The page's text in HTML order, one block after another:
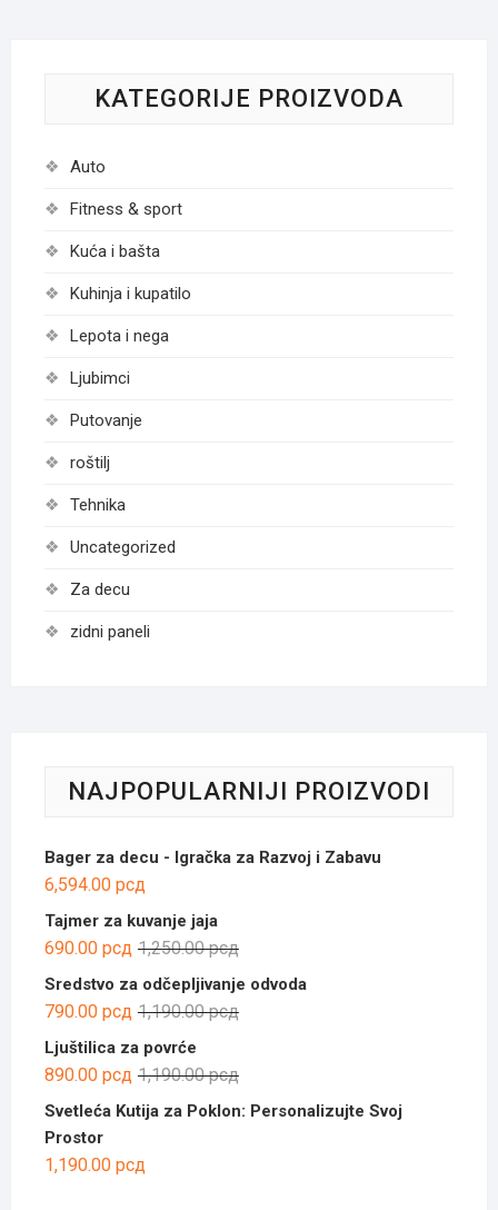
KATEGORIJE PROIZVODA
Auto
Fitness & sport
Kuća i bašta
Kuhinja i kupatilo
Lepota i nega
Ljubimci
Putovanje
roštilj
Tehnika
Uncategorized
Za decu
zidni paneli
NAJPOPULARNIJI PROIZVODI
Bager za decu - Igračka za Razvoj i Zabavu
6,594.00 рсд
Tajmer za kuvanje jaja
1,250.00рсдОригинална
цена
била:
690.00 рсд
Тренутна
цена
690.00 рсд.
Sredstvo za odčepljivanje odvoda
1,190.00рсдОригинална
била:
1,190.00 рсд.
790.00 рсд
Тренутна
790.00 рсд.
Ljuštilica za povrće
1,190.00рсдОригинална
цена
890.00 рсд
Тренутна
цена
Svetleća Kutija za Poklon: Personalizujte Svoj
Prostor
1,190.00 рсд